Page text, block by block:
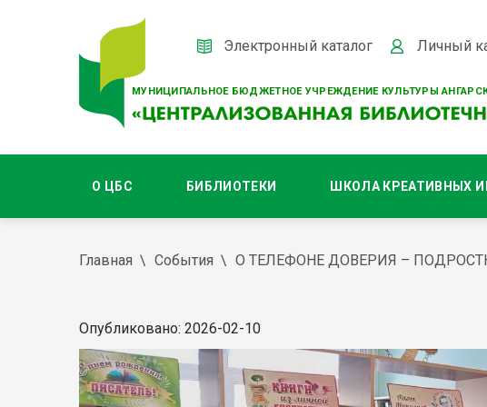
МУНИЦИПАЛЬНОЕ БЮДЖЕТНОЕ УЧРЕЖДЕНИЕ КУЛЬТУРЫ
Электронный каталог Личный
О ЦБС БИБЛИОТЕКИ ШКОЛА КРЕАТИВНЫХ
Главная События О ТЕЛЕФОНЕ ДОВЕРИЯ –
Опубликовано: 2026-02-10